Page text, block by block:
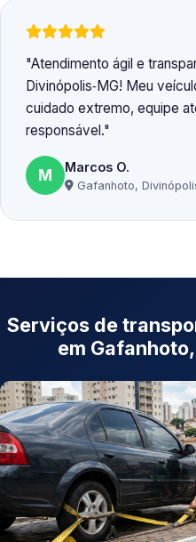
Atendimento ágil e
Divinópolis‑MG! Meu
cuidado extremo, equipe
responsável.
M Marcos O.
Gafanhoto,
Serviços de
em